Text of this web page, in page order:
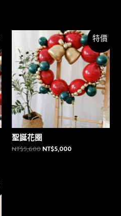
特價
聖誕花圈
NT$5,600NT$5,000